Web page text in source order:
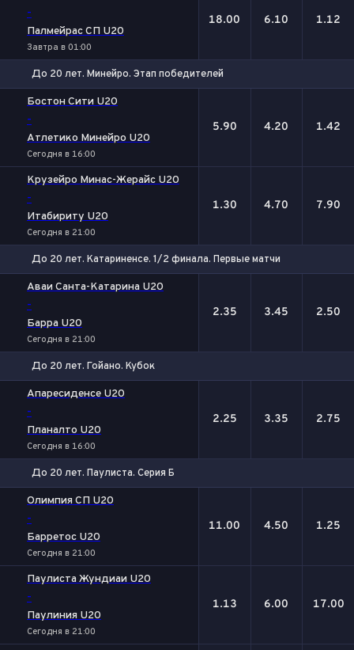
-
Палмейрас СП U20
Завтра в 01:00
18.00 6.10 1.12
До 20 лет. Минейро. Этап победителей
Бостон Сити U20
-
Атлетико Минейро U20
Сегодня в 16:00
5.90 4.20 1.42
Крузейро Минас-Жерайс U20
-
Итабириту U20
Сегодня в 21:00
1.30 4.70 7.90
До 20 лет. Катариненсе. 1/2 финала. Первые матчи
Аваи Санта-Катарина U20
-
Барра U20
Сегодня в 21:00
2.35 3.45 2.50
До 20 лет. Гойано. Кубок
Апаресиденсе U20
-
Планалто U20
Сегодня в 16:00
2.25 3.35 2.75
До 20 лет. Паулиста. Серия Б
Олимпия СП U20
-
Барретос U20
Сегодня в 21:00
11.00 4.50 1.25
Паулиста Жундиаи U20
-
Паулиния U20
Сегодня в 21:00
1.13 6.00 17.00